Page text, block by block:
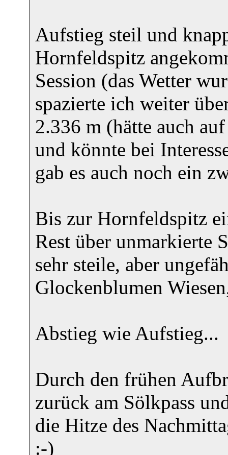
Aufstieg steil und
Hornfeldspitz
Session (das Wetter
spazierte ich weiter
2.336 m (hätte auch
und könnte bei
gab es auch noch ein
Bis zur Hornfeldspitz
Rest über unmarkierte
sehr steile, aber
Glockenblumen
Abstieg wie Aufstieg...
Durch den frühen
zurück am Sölkpass
die Hitze des
:-)